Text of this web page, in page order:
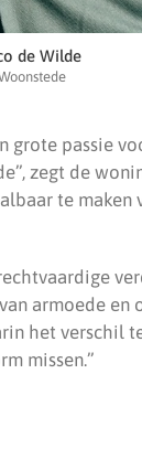
de Wilde
grote passie
zegt de
te maken
armoede en
het verschil
missen.”